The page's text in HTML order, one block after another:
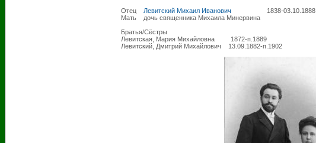
Отец Левитский Михаил Иванович 1838-03.10.1888
Мать дочь священника Михаила Минервина
Братья/Сёстры
Левитская, Мария Михайловна 1872-п.1889
Левитский, Дмитрий Михайлович 13.09.1882-п.1902